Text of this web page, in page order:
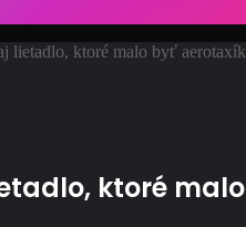
lietadlo, ktoré malo byť
ktoré